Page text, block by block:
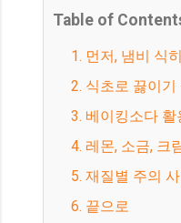
Table of
1. 먼저, 냄비 식
2. 식초로 끓이
3. 베이킹소다
4. 레몬, 소금,
5. 재질별 주의
6. 끝으로